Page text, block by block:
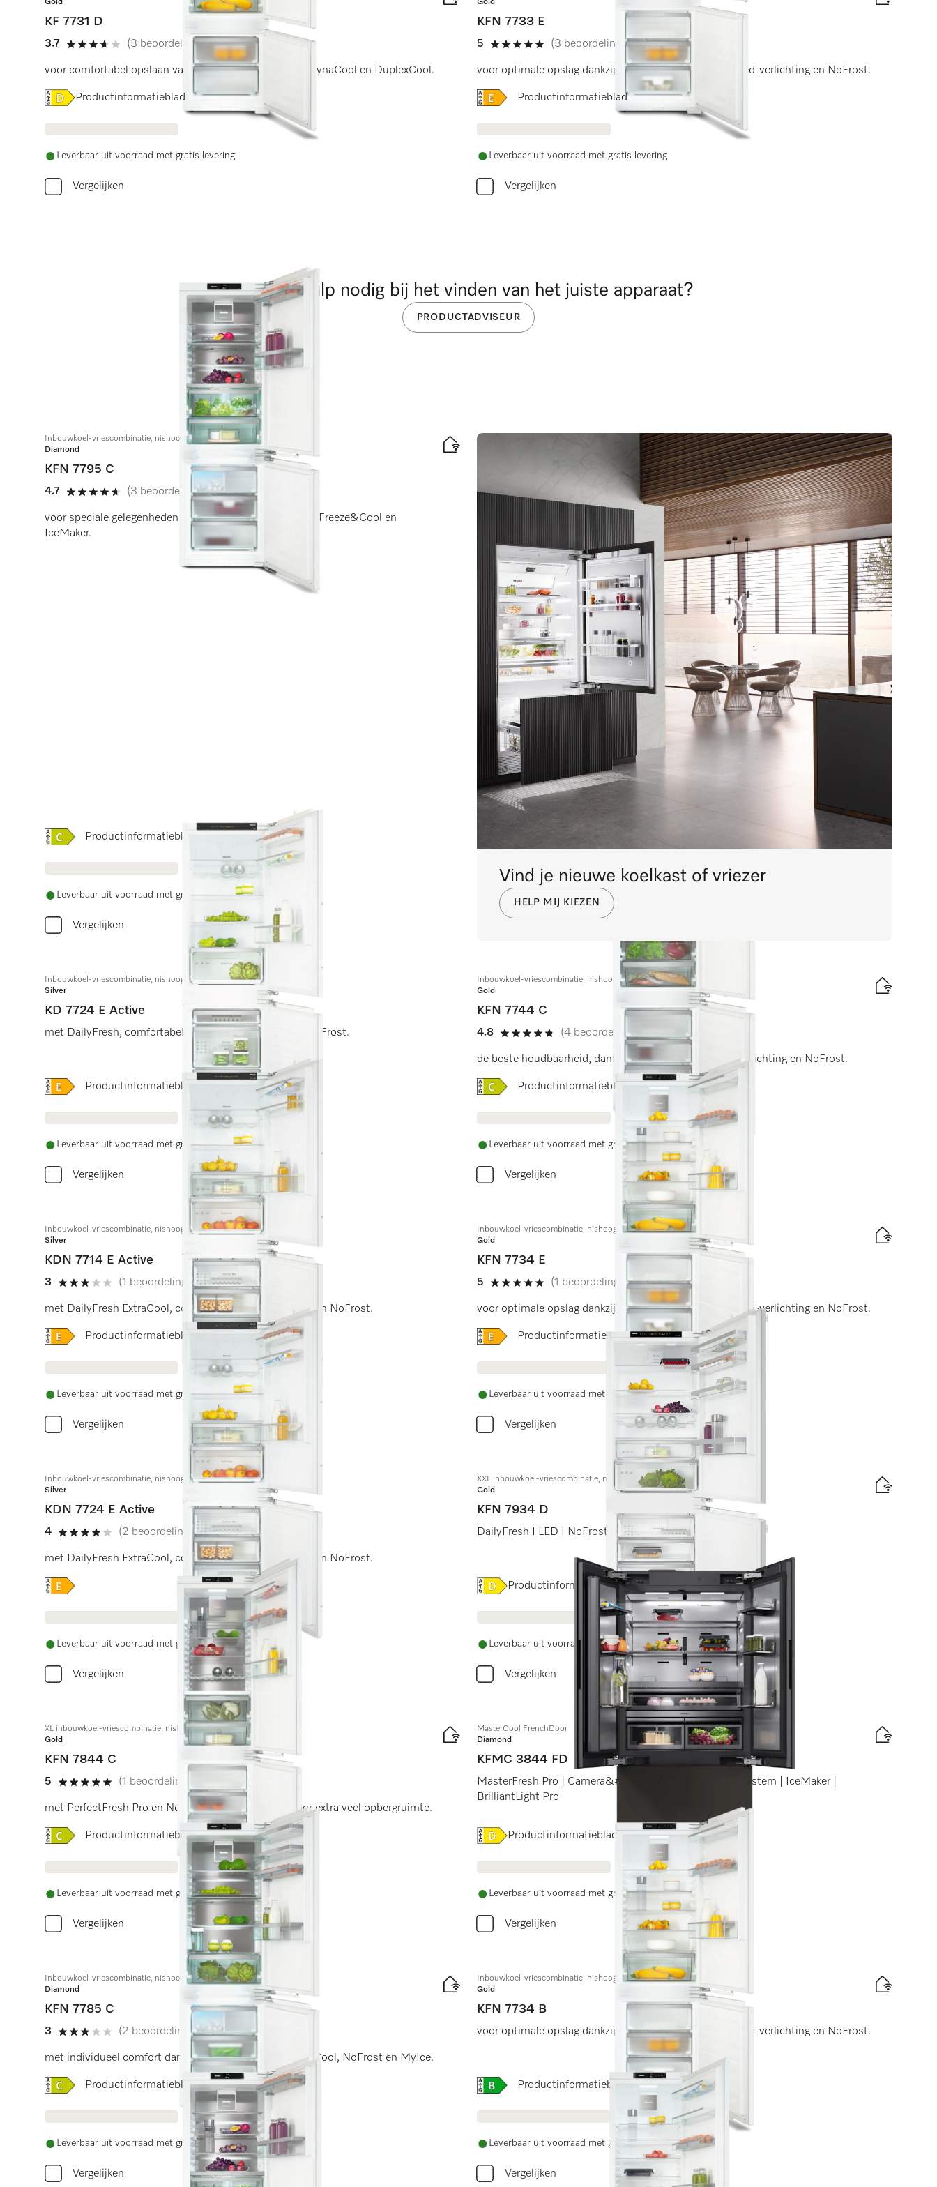
Gold
KF 7731 D
3.7
3.7 sterren op 5
(3 beoordelingen)
voor comfortabel opslaan van levensmiddelen dankzij DynaCool en DuplexCool.
Online Label Flag, Energielabel
Productinformatieblad
Leverbaar uit voorraad met gratis levering
Vergelijken
Gold
KFN 7733 E
5
5 sterren op 5
(3 beoordelingen)
voor optimale opslag dankzij DynaCool, comfortabele led-verlichting en NoFrost.
Online Label Flag, Energielabel
Productinformatieblad
Leverbaar uit voorraad met gratis levering
Vergelijken
Inbouwkoel-vriescombinatie, nishoogte 178 cm
Diamond
KFN 7795 C
4.7
4.7 sterren op 5
(3 beoordelingen)
voor speciale gelegenheden dankzij PerfectFresh Active, Freeze&Cool en
IceMaker.
Online Label Flag, Energielabel
Productinformatieblad
Leverbaar uit voorraad met gratis levering
Vergelijken
Inbouwkoel-vriescombinatie, nishoogte 178 cm
Silver
KD 7724 E Active
met DailyFresh, comfortabele led-verlichting en ComfortFrost.
Online Label Flag, Energielabel
Productinformatieblad
Leverbaar uit voorraad met gratis levering
Vergelijken
Inbouwkoel-vriescombinatie, nishoogte 178 cm
Gold
KFN 7744 C
4.8
4.8 sterren op 5
(4 beoordelingen)
de beste houdbaarheid, dankzij PerfectFresh Pro, led-verlichting en NoFrost.
Online Label Flag, Energielabel
Productinformatieblad
Leverbaar uit voorraad met gratis levering
Vergelijken
Inbouwkoel-vriescombinatie, nishoogte 178 cm
Silver
KDN 7714 E Active
3
3 sterren op 5
(1 beoordeling)
met DailyFresh ExtraCool, comfortabele led-verlichting en NoFrost.
Online Label Flag, Energielabel
Productinformatieblad
Leverbaar uit voorraad met gratis levering
Vergelijken
Inbouwkoel-vriescombinatie, nishoogte 178 cm
Gold
KFN 7734 E
5
5 sterren op 5
(1 beoordeling)
voor optimale opslag dankzij DynaCool, comfortabele led-verlichting en NoFrost.
Online Label Flag, Energielabel
Productinformatieblad
Leverbaar uit voorraad met gratis levering
Vergelijken
Inbouwkoel-vriescombinatie, nishoogte 178 cm
Silver
KDN 7724 E Active
4
4 sterren op 5
(2 beoordelingen)
met DailyFresh ExtraCool, comfortabele led-verlichting en NoFrost.
Online Label Flag, Energielabel
Leverbaar uit voorraad met gratis levering
Vergelijken
XXL inbouwkoel-vriescombinatie, nishoogte 194 cm
Gold
KFN 7934 D
DailyFresh I LED I NoFrost I DynaCool I SoftClose
Online Label Flag, Energielabel
Productinformatieblad
Leverbaar uit voorraad met gratis levering
Vergelijken
XL inbouwkoel-vriescombinatie, nishoogte 194 cm
Gold
KFN 7844 C
5
5 sterren op 5
(1 beoordeling)
met PerfectFresh Pro en NoFrost en 194 cm hoog voor extra veel opbergruimte.
Online Label Flag, Energielabel
Productinformatieblad
Leverbaar uit voorraad met gratis levering
Vergelijken
MasterCool FrenchDoor
Diamond
KFMC 3844 FD
MasterFresh Pro | Camera&#39;s | Longlife AirClean System | IceMaker |
BrilliantLight Pro
Online Label Flag, Energielabel
Productinformatieblad
Leverbaar uit voorraad met gratis levering
Vergelijken
Inbouwkoel-vriescombinatie, nishoogte 178 cm
Diamond
KFN 7785 C
3
3 sterren op 5
(2 beoordelingen)
met individueel comfort dankzij FlexiLight 2.0, Freeze&Cool, NoFrost en MyIce.
Online Label Flag, Energielabel
Productinformatieblad
Leverbaar uit voorraad met gratis levering
Vergelijken
Inbouwkoel-vriescombinatie, nishoogte 178 cm
Gold
KFN 7734 B
voor optimale opslag dankzij DynaCool, comfortabele led-verlichting en NoFrost.
Online Label Flag, Energielabel
Productinformatieblad
Leverbaar uit voorraad met gratis levering
Vergelijken
Heb je hulp nodig bij het vinden van het juiste apparaat?
PRODUCTADVISEUR
Vind je nieuwe koelkast of vriezer
HELP MIJ KIEZEN